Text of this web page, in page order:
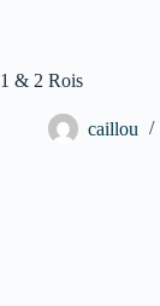
1 & 2 Rois
caillou